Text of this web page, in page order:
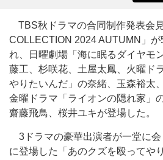
TBS秋ドラマの合同制作発表会
COLLECTION 2024 AUTUMN」
れ、日曜劇場「海に眠るダイヤモ
藤工、杉咲花、土屋太鳳、火曜ド
やりたいんだ」の奈緒、玉森裕太
金曜ドラマ「ライオンの隠れ家」
齋藤飛鳥、桜井ユキが登場した。
3ドラマの豪華出演者が一堂に会
に登場した「あのクズを殴ってや